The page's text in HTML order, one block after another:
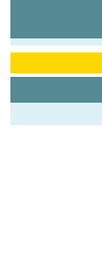
Note que vous
Antispam -
7x4 (en